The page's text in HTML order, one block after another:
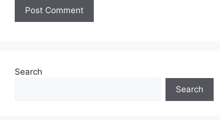
Search
Search